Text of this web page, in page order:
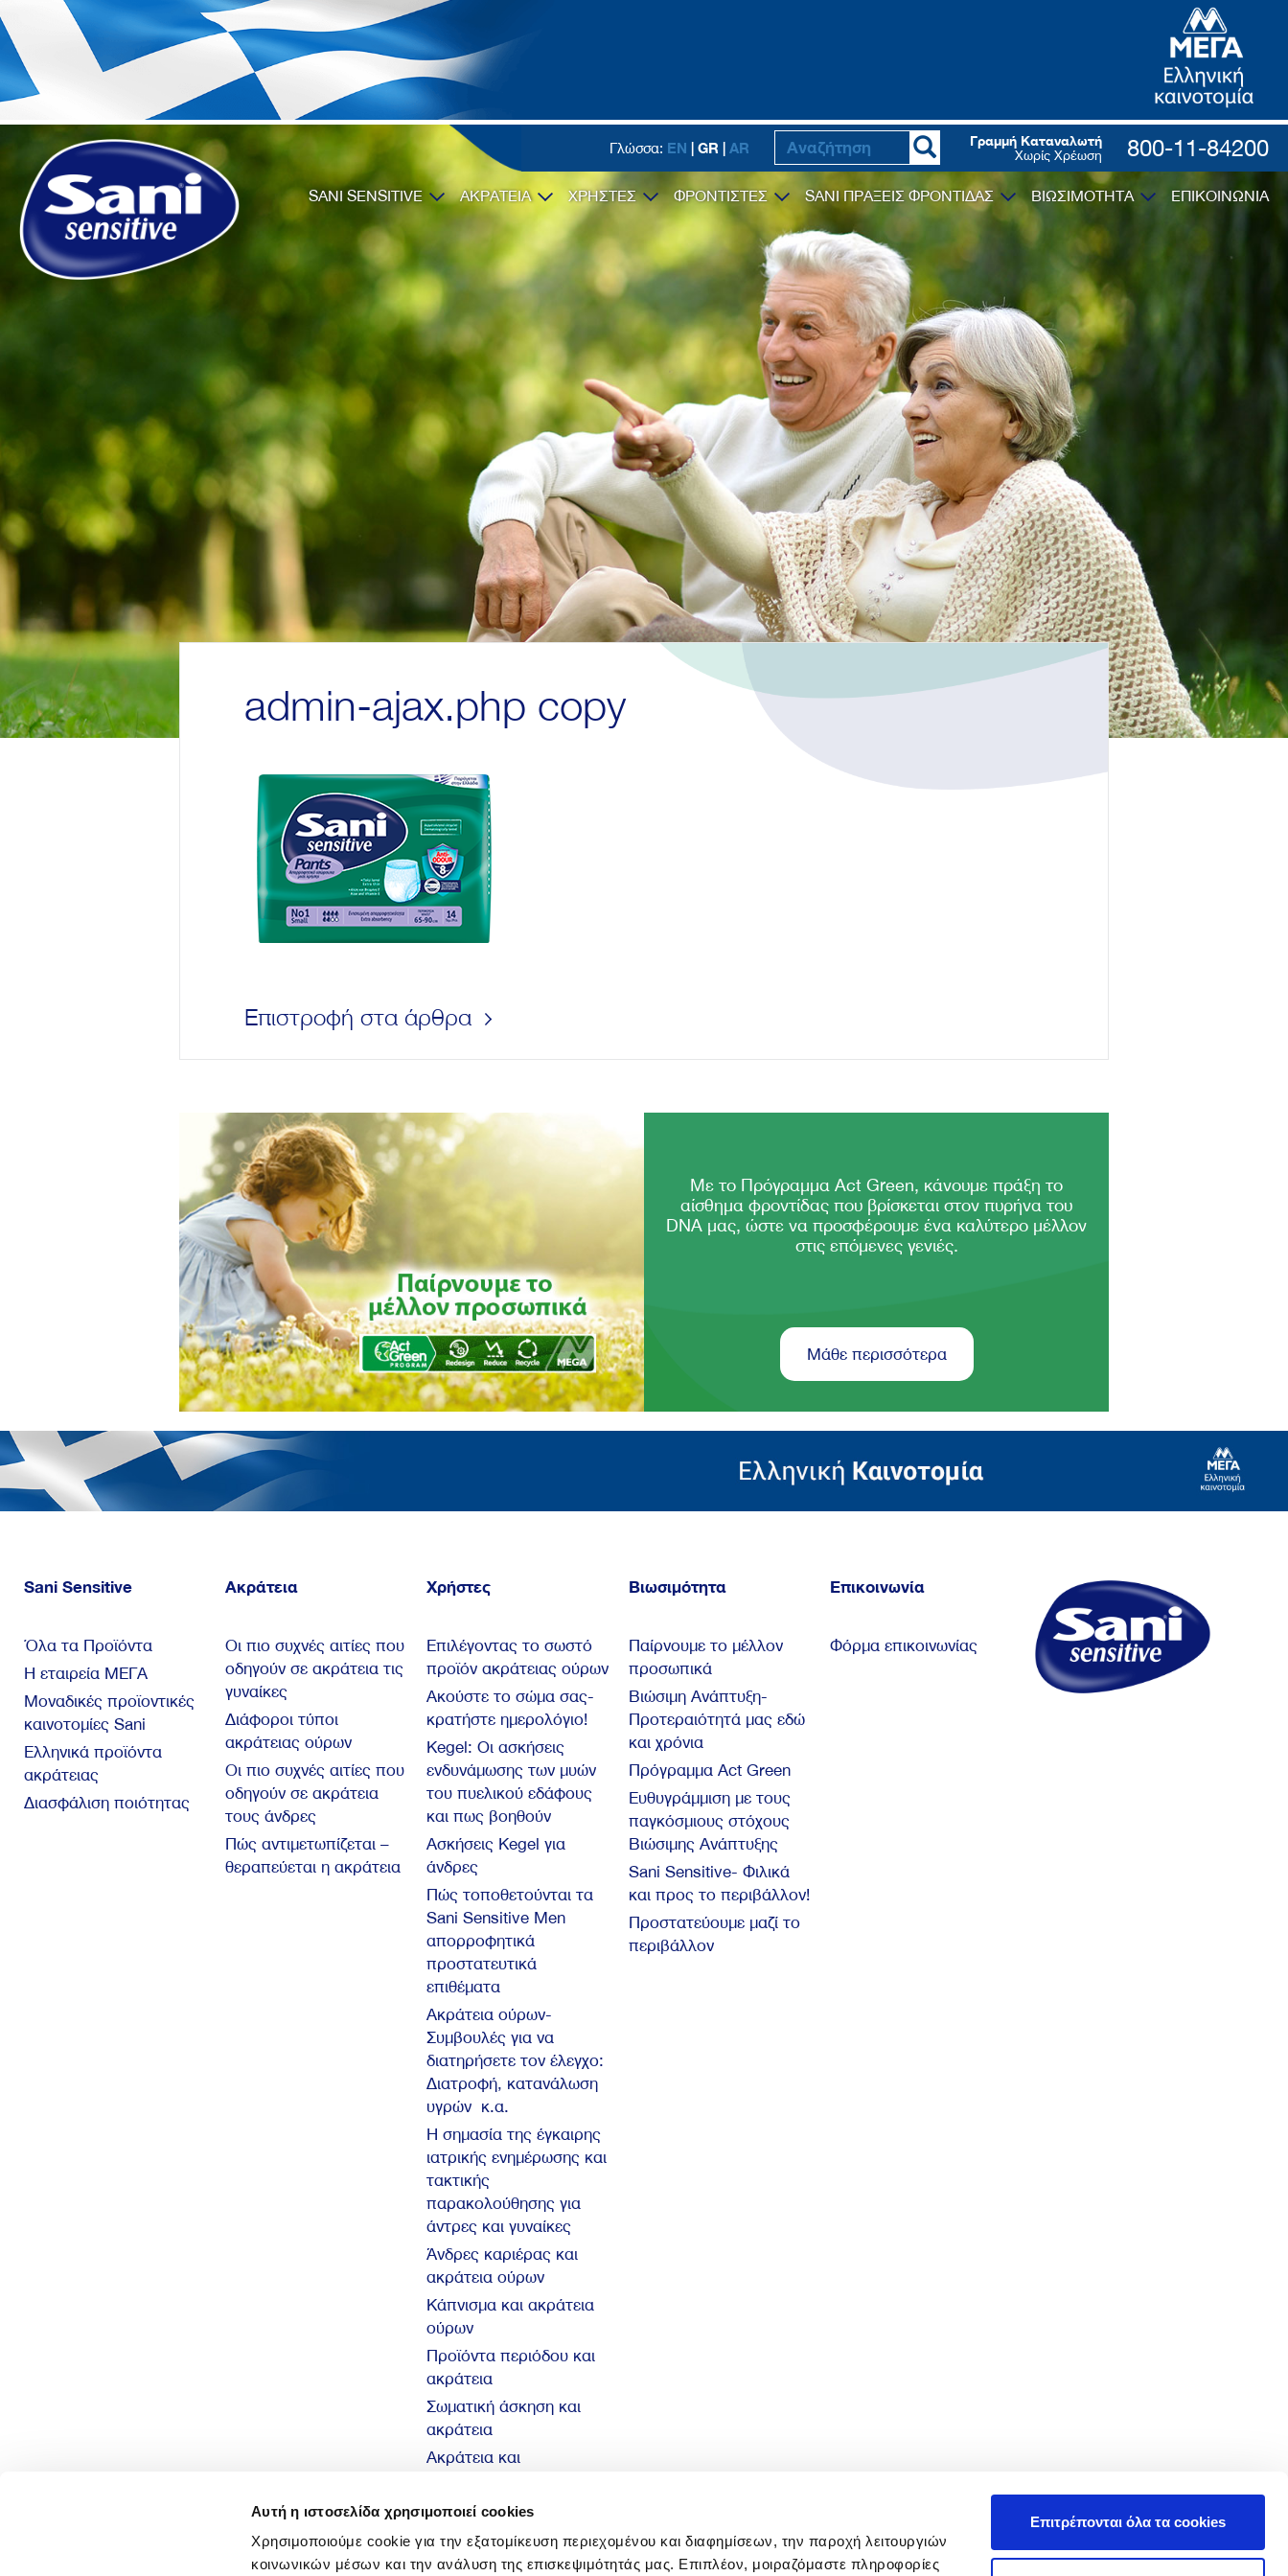
Αυτή η ιστοσελίδα χρησιμοποιεί cookies
Χρησιμοποιούμε cookie για την εξατομίκευση περιεχομένου και διαφημίσεων, την παροχή λειτουργιών
κοινωνικών μέσων και την ανάλυση της επισκεψιμότητάς μας. Επιπλέον, μοιραζόμαστε πληροφορίες
Επιτρέπονται όλα τα cookies
Γλώσσα: EN | GR | AR Γραμμή Καταναλωτή
Χωρίς Χρέωση 800-11-84200
SANI SENSITIVE ΑΚΡΑΤΕΙΑ ΧΡΗΣΤΕΣ ΦΡΟΝΤΙΣΤΕΣ SANI ΠΡΑΞΕΙΣ ΦΡΟΝΤΙΔΑΣ ΒΙΩΣΙΜΟΤΗΤΑ ΕΠΙΚΟΙΝΩΝΙΑ
admin-ajax.php copy
Επιστροφή στα άρθρα
Με το Πρόγραμμα Act Green, κάνουμε πράξη το
αίσθημα φροντίδας που βρίσκεται στον πυρήνα του
DNA μας, ώστε να προσφέρουμε ένα καλύτερο μέλλον
στις επόμενες γενιές.
Μάθε περισσότερα
Sani Sensitive
Όλα τα Προϊόντα
Η εταιρεία ΜΕΓΑ
Μοναδικές προϊοντικές
καινοτομίες Sani
Ελληνικά προϊόντα
ακράτειας
Διασφάλιση ποιότητας
Ακράτεια
Οι πιο συχνές αιτίες που
οδηγούν σε ακράτεια τις
γυναίκες
Διάφοροι τύποι
ακράτειας ούρων
Οι πιο συχνές αιτίες που
οδηγούν σε ακράτεια
τους άνδρες
Πώς αντιμετωπίζεται –
θεραπεύεται η ακράτεια
Χρήστες
Επιλέγοντας το σωστό
προϊόν ακράτειας ούρων
Ακούστε το σώμα σας-
κρατήστε ημερολόγιο!
Kegel: Oι ασκήσεις
ενδυνάμωσης των μυών
του πυελικού εδάφους
και πως βοηθούν
Ασκήσεις Kegel για
άνδρες
Πώς τοποθετούνται τα
Sani Sensitive Men
απορροφητικά
προστατευτικά
επιθέματα
Ακράτεια ούρων-
Συμβουλές για να
διατηρήσετε τον έλεγχο:
Διατροφή, κατανάλωση
υγρών κ.α.
Η σημασία της έγκαιρης
ιατρικής ενημέρωσης και
τακτικής
παρακολούθησης για
άντρες και γυναίκες
Άνδρες καριέρας και
ακράτεια ούρων
Κάπνισμα και ακράτεια
ούρων
Προϊόντα περιόδου και
ακράτεια
Σωματική άσκηση και
ακράτεια
Ακράτεια και
10 βασικά στοιχεία για
την ακράτεια
Βιωσιμότητα
Παίρνουμε το μέλλον
προσωπικά
Βιώσιμη Ανάπτυξη-
Προτεραιότητά μας εδώ
και χρόνια
Πρόγραμμα Act Green
Ευθυγράμμιση με τους
παγκόσμιους στόχους
Βιώσιμης Ανάπτυξης
Sani Sensitive- Φιλικά
και προς το περιβάλλον!
Προστατεύουμε μαζί το
περιβάλλον
Επικοινωνία
Φόρμα επικοινωνίας